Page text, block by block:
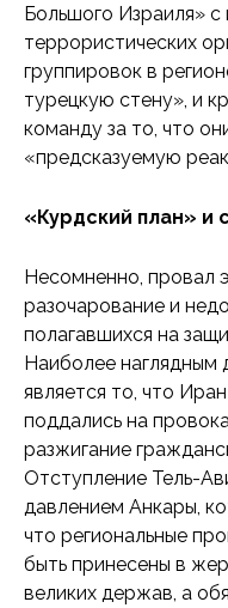
Большого Израиля» с
террористических
группировок в
турецкую стену», и
команду за то, что
«предсказуемую
«Курдский план» и
Несомненно, провал
разочарование и
полагавшихся на
Наиболее наглядным
является то, что
поддались на
разжигание
Отступление Тель-
давлением Анкары,
что региональные
быть принесены в
великих держав, а